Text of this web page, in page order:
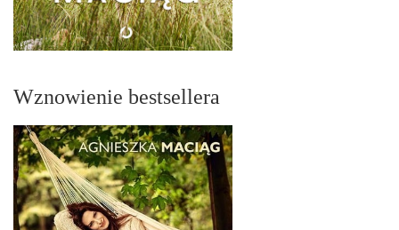
Wznowienie bestsellera